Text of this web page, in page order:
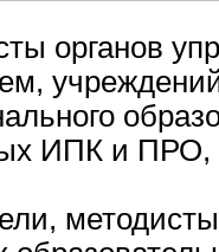
органов
ИПК и ПРО,